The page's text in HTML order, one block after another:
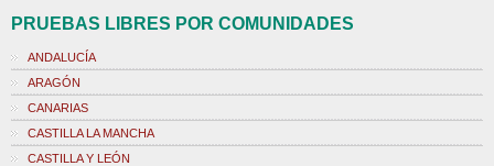
PRUEBAS LIBRES POR COMUNIDADES
ANDALUCÍA
ARAGÓN
CANARIAS
CASTILLA LA MANCHA
CASTILLA Y LEÓN